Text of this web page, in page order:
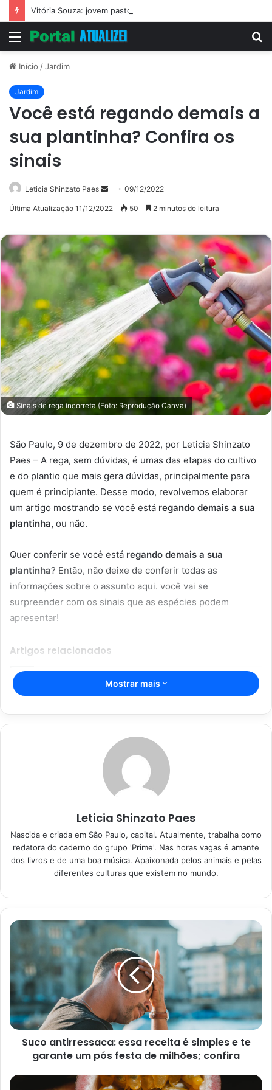
Menu
Início /Jardim
Jardim
Você está regando demais a
sua plantinha? Confira os
sinais
Leticia Shinzato Paes
Mande09/12/2022
Última Atualização 11/12/2022 50 2 minutos de leitura
Sinais de rega incorreta (Foto: Reprodução Canva)
São Paulo, 9 de dezembro de 2022, por Leticia Shinzato
Paes – A rega, sem dúvidas, é umas das etapas do cultivo
e do plantio que mais gera dúvidas, principalmente para
quem é principiante. Desse modo, revolvemos elaborar
um artigo mostrando se você está regando demais a sua
plantinha, ou não.
Quer conferir se você está regando demais a sua
plantinha? Então, não deixe de conferir todas as
informações sobre o assunto aqui. você vai se
surpreender com os sinais que as espécies podem
apresentar!
Artigos relacionados
Espada de São Jorge; com essas dicas
confira
Segredos da jardinagem para
iniciantes: não deixe as suas
plantinhas morrerem
Sinais de que a rega está
errada
Você sabia que a rega ideal pode variar de espécie para
espécie? Algumas plantas exigem mais água do que
outras. Inclusive, esse erro pode levar ao apodrecimento
da plantinha e, até mesmo, à sua morte.
Felizmente, as plantas dão sinais se você está realizando a
rega de maneira equivocada. Desse modo, é mais do que
importante que você mantenha a sua atenção sempre em
dia com as plantinhas. Somente assim você poderá
conferir se está fornecendo a quantidade exata de água à
espécie em questão.
Mostrar mais
Leticia Shinzato Paes
Nascida e criada em São Paulo, capital. Atualmente, trabalha como
redatora do caderno do grupo 'Prime'. Nas horas vagas é amante
dos livros e de uma boa música. Apaixonada pelos animais e pelas
diferentes culturas que existem no mundo.
Suco antirressaca: essa receita é simples e te
garante um pós festa de milhões; confira